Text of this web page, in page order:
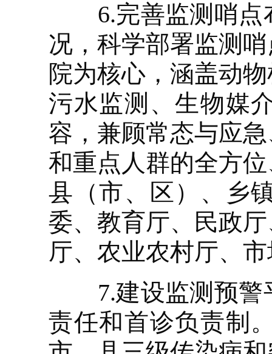
6.完善监测哨点
况，科学部署监测
院为核心，涵盖动
污水监测、生物媒
容，兼顾常态与应
和重点人群的全方
县（市、区）、乡
委、教育厅、民政
厅、农业农村厅、
7.建设监测预警
责任和首诊负责制